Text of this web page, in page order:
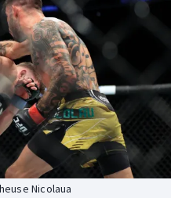
Nicolaua